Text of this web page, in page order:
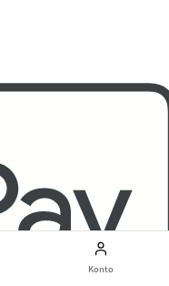
Konto